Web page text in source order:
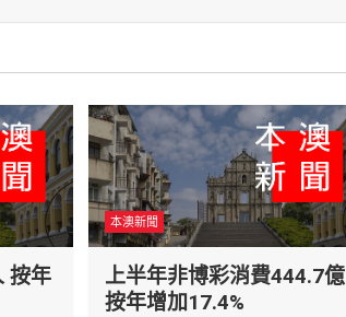
按年
本澳新聞
上半年非博彩消費444.7億
按年增加17.4%